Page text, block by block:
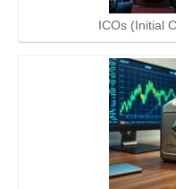
ICOs (Initial